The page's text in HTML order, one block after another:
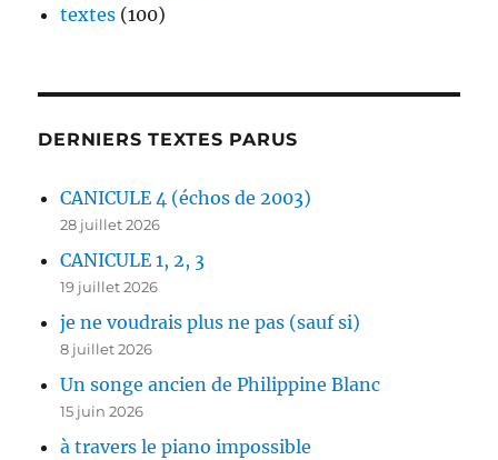
textes (100)
DERNIERS TEXTES PARUS
CANICULE 4 (échos de 2003)
28 juillet 2026
CANICULE 1, 2, 3
19 juillet 2026
je ne voudrais plus ne pas (sauf si)
8 juillet 2026
Un songe ancien de Philippine Blanc
15 juin 2026
à travers le piano impossible